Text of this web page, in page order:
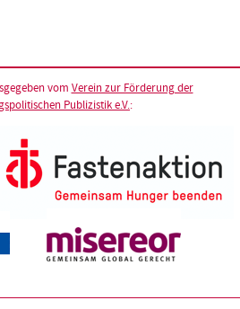
vom Verein zur Förderung der
Publizistik e.V.: